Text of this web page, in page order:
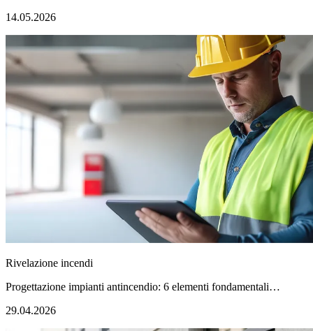
14.05.2026
Rivelazione incendi
Progettazione impianti antincendio: 6 elementi fondamentali…
29.04.2026